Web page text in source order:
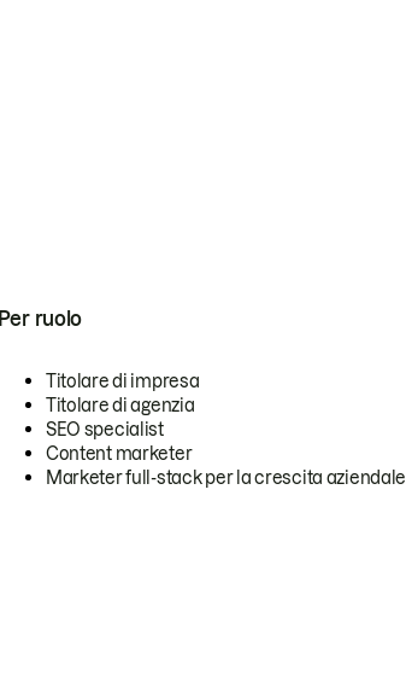
Per ruolo
Titolare di impresa
Titolare di agenzia
SEO specialist
Content marketer
Marketer full-stack per la crescita aziendale